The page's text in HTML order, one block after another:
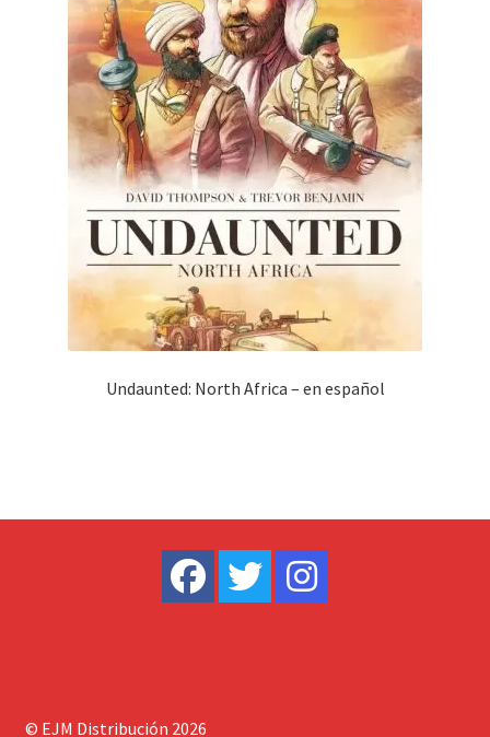
Undaunted: North Africa – en español
© EJM Distribución 2026